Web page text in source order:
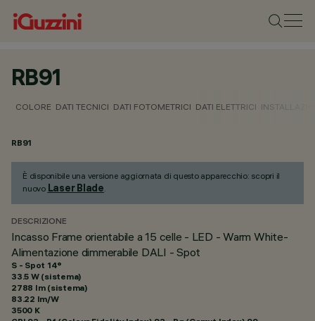
RB91
COLORE DATI TECNICI DATI FOTOMETRICI DATI ELETTRICI
RB91
È disponibile una versione aggiornata di questo apparecchio: scopri il
nuovo Laser Blade.
DESCRIZIONE
Incasso Frame orientabile a 15 celle - LED - Warm White-
Alimentazione dimmerabile DALI - Spot
S - Spot 14°
33.5 W (sistema)
2788 lm (sistema)
83.22 lm/W
3500 K